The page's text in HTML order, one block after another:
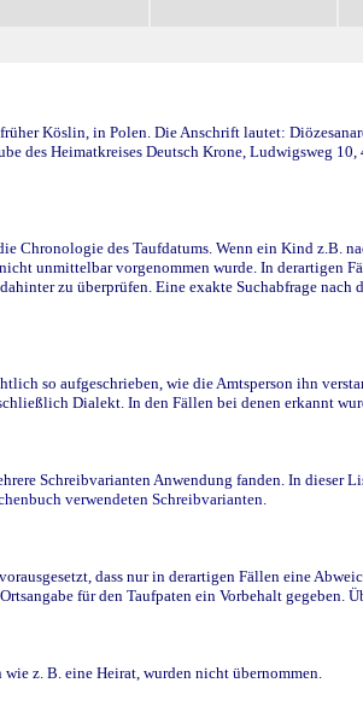
Köslin, in Polen. Die Anschrift lautet:
des Heimatkreises Deutsch Krone, Ludwigsweg
Chronologie des Taufdatums. Wenn ein Kind z.B.
unmittelbar vorgenommen wurde. In derartigen
zu überprüfen. Eine exakte Suchabfrage
so aufgeschrieben, wie die Amtsperson ihn
Dialekt. In den Fällen bei denen erkannt
Schreibvarianten Anwendung fanden. In dieser
verwendeten Schreibvarianten.
dass nur in derartigen Fällen eine
für den Taufpaten ein Vorbehalt gegeben.
z. B. eine Heirat, wurden nicht übernommen.